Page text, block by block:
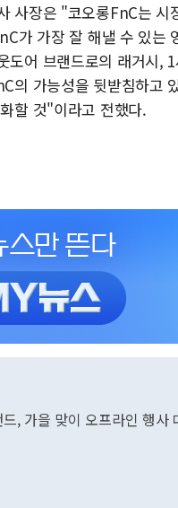
사장은 "코오롱FnC는
가 가장 잘 해낼 수 있는
도어 브랜드로의 래거시,
의 가능성을 뒷받침하고
할 것"이라고 전했다.
, 가을 맞이 오프라인 행사